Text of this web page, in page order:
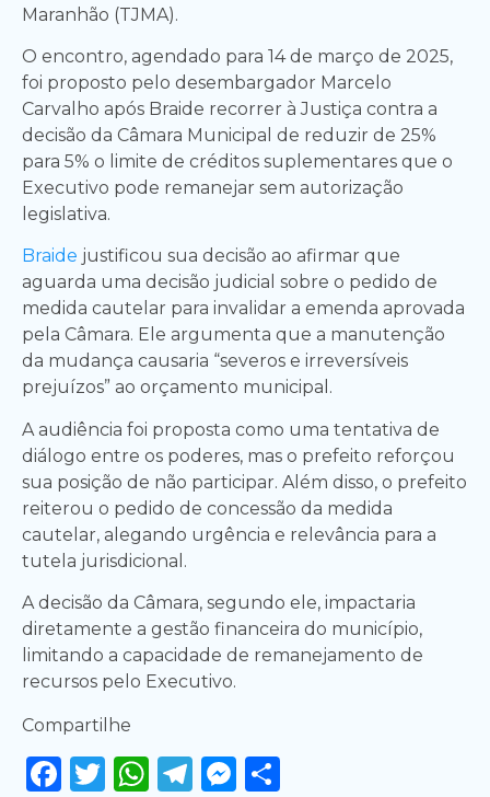
Maranhão (TJMA).
O encontro, agendado para 14 de março de 2025,
foi proposto pelo desembargador Marcelo
Carvalho após Braide recorrer à Justiça contra a
decisão da Câmara Municipal de reduzir de 25%
para 5% o limite de créditos suplementares que o
Executivo pode remanejar sem autorização
legislativa.
Braide justificou sua decisão ao afirmar que
aguarda uma decisão judicial sobre o pedido de
medida cautelar para invalidar a emenda aprovada
pela Câmara. Ele argumenta que a manutenção
da mudança causaria “severos e irreversíveis
prejuízos” ao orçamento municipal.
A audiência foi proposta como uma tentativa de
diálogo entre os poderes, mas o prefeito reforçou
sua posição de não participar. Além disso, o prefeito
reiterou o pedido de concessão da medida
cautelar, alegando urgência e relevância para a
tutela jurisdicional.
A decisão da Câmara, segundo ele, impactaria
diretamente a gestão financeira do município,
limitando a capacidade de remanejamento de
recursos pelo Executivo.
Compartilhe
Facebook
Twitter
WhatsApp
Telegram
Messenger